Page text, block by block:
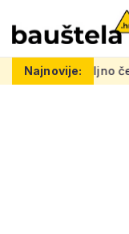
Najnovije:
se željno čekaju